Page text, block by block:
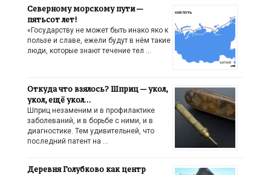
Северному морскому пути —
пятьсот лет!
«Государству не может быть инако яко к
пользе и славе, ежели будут в нём такие
люди, которые знают течение тел …
Откуда что взялось? Шприц — укол,
укол, ещё укол…
Шприц незаменим и в профилактике
заболеваний, и в борьбе с ними, и в
диагностике. Тем удивительней, что
последний патент на …
Деревня Голубково как центр